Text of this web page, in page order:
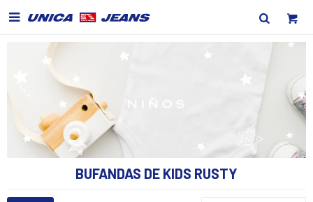

BUFANDAS DE KIDS RUSTY